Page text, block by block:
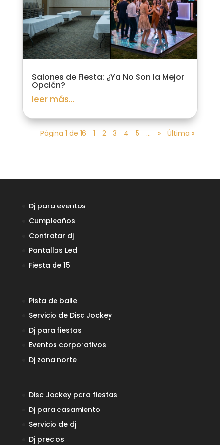
Salones de Fiesta: ¿Ya No Son la Mejor
Opción?
leer más...
Página 1 de 16 1 2 3 4 5 ... » Última »
Dj para eventos
Cumpleaños
Contratar dj
Pantallas Led
Fiesta de 15
Pista de baile
Servicio de Disc Jockey
Dj para fiestas
Eventos corporativos
Dj zona norte
Disc Jockey para fiestas
Dj para casamiento
Servicio de dj
Dj precios